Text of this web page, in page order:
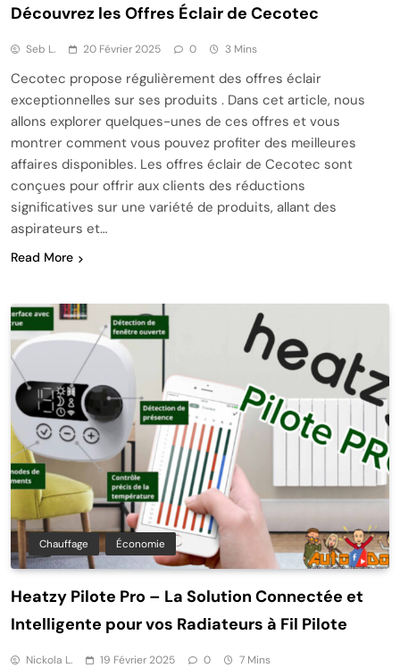
Découvrez les Offres Éclair de Cecotec
Seb L. 20 Février 2025 0 3 Mins
Cecotec propose régulièrement des offres éclair
exceptionnelles sur ses produits . Dans cet article, nous
allons explorer quelques-unes de ces offres et vous
montrer comment vous pouvez profiter des meilleures
affaires disponibles. Les offres éclair de Cecotec sont
conçues pour offrir aux clients des réductions
significatives sur une variété de produits, allant des
aspirateurs et…
Read More
Chauffage Économie
Heatzy Pilote Pro – La Solution Connectée et
Intelligente pour vos Radiateurs à Fil Pilote
Nickola L. 19 Février 2025 0 7 Mins